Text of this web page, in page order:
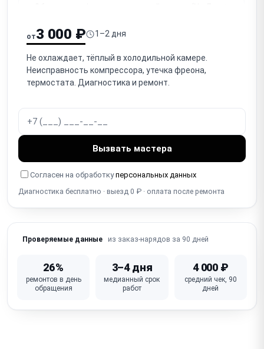
Течёт вода / лужа под ящиком (засор дренажа —
очень частая)
Не работает вентилятор обдува (No-Frost — нет
циркуляции)
вентилятор)
Износ / деформация / порвался уплотнитель двери
(тепло уходит)
датчик)
Холодильник не выключается / работает постоянно
(термостат)
Запах / неприятный запах в холодильнике (засор,
от3 000 ₽ 1–2 дня
Не охлаждает, тёплый в холодильной камере.
Неисправность компрессора, утечка фреона,
термостата. Диагностика и ремонт.
Вызвать мастера
Согласен на обработкуперсональных данных
Диагностика бесплатно · выезд 0 ₽ · оплата после ремонта
Проверяемые данные из заказ-нарядов за 90 дней
26%
ремонтов в день
обращения
3–4 дня
медианный срок
работ
4 000 ₽
средний чек, 90
дней